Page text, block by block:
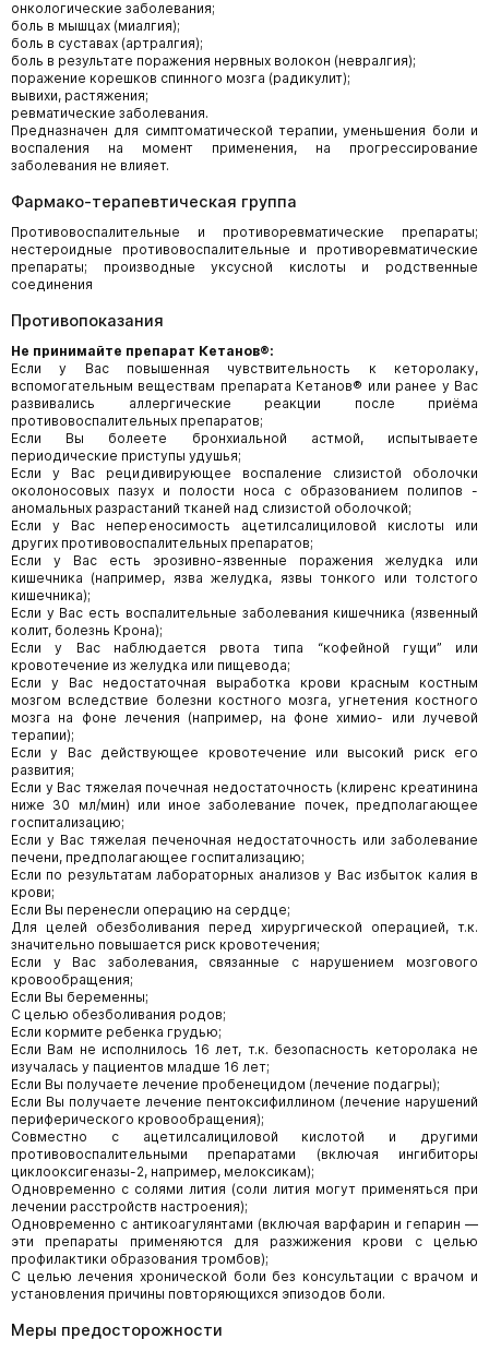
онкологические заболевания;
боль в мышцах (миалгия);
боль в суставах (артралгия);
боль в результате поражения нервных волокон (невралгия);
поражение корешков спинного мозга (радикулит);
вывихи, растяжения;
ревматические заболевания.
Предназначен для симптоматической терапии, уменьшения боли и
воспаления на момент применения, на прогрессирование
заболевания не влияет.
Фармако-терапевтическая группа
Противовоспалительные и противоревматические препараты;
нестероидные противовоспалительные и противоревматические
препараты; производные уксусной кислоты и родственные
соединения
Противопоказания
Не принимайте препарат Кетанов®:
Если у Вас повышенная чувствительность к кеторолаку,
вспомогательным веществам препарата Кетанов® или ранее у Вас
развивались аллергические реакции после приёма
противовоспалительных препаратов;
Если Вы болеете бронхиальной астмой, испытываете
периодические приступы удушья;
Если у Вас рецидивирующее воспаление слизистой оболочки
околоносовых пазух и полости носа с образованием полипов -
аномальных разрастаний тканей над слизистой оболочкой;
Если у Вас непереносимость ацетилсалициловой кислоты или
других противовоспалительных препаратов;
Если у Вас есть эрозивно-язвенные поражения желудка или
кишечника (например, язва желудка, язвы тонкого или толстого
кишечника);
Если у Вас есть воспалительные заболевания кишечника (язвенный
колит, болезнь Крона);
Если у Вас наблюдается рвота типа “кофейной гущи” или
кровотечение из желудка или пищевода;
Если у Вас недостаточная выработка крови красным костным
мозгом вследствие болезни костного мозга, угнетения костного
мозга на фоне лечения (например, на фоне химио- или лучевой
терапии);
Если у Вас действующее кровотечение или высокий риск его
развития;
Если у Вас тяжелая почечная недостаточность (клиренс креатинина
ниже 30 мл/мин) или иное заболевание почек, предполагающее
госпитализацию;
Если у Вас тяжелая печеночная недостаточность или заболевание
печени, предполагающее госпитализацию;
Если по результатам лабораторных анализов у Вас избыток калия в
крови;
Если Вы перенесли операцию на сердце;
Для целей обезболивания перед хирургической операцией, т.к.
значительно повышается риск кровотечения;
Если у Вас заболевания, связанные с нарушением мозгового
кровообращения;
Если Вы беременны;
С целью обезболивания родов;
Если кормите ребенка грудью;
Если Вам не исполнилось 16 лет, т.к. безопасность кеторолака не
изучалась у пациентов младше 16 лет;
Если Вы получаете лечение пробенецидом (лечение подагры);
Если Вы получаете лечение пентоксифиллином (лечение нарушений
периферического кровообращения);
Совместно с ацетилсалициловой кислотой и другими
противовоспалительными препаратами (включая ингибиторы
циклооксигеназы-2, например, мелоксикам);
Одновременно с солями лития (соли лития могут применяться при
лечении расстройств настроения);
Одновременно с антикоагулянтами (включая варфарин и гепарин —
эти препараты применяются для разжижения крови с целью
профилактики образования тромбов);
С целью лечения хронической боли без консультации с врачом и
установления причины повторяющихся эпизодов боли.
Меры предосторожности